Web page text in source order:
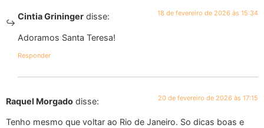
Cintia Grininger disse: 18 de fevereiro de 2026 às 15:34
Adoramos Santa Teresa!
Responder
Raquel Morgado disse: 20 de fevereiro de 2026 às 17:15
Tenho mesmo que voltar ao Rio de Janeiro. So dicas boas e